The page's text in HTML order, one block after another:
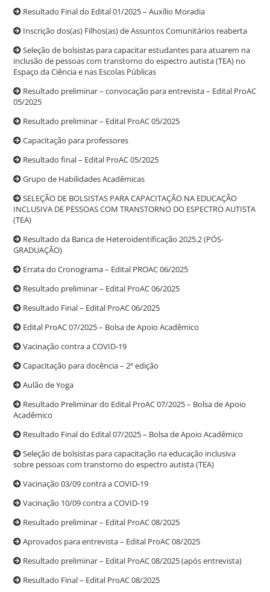
Resultado Final do Edital 01/2025 – Auxílio Moradia
Inscrição dos(as) Filhos(as) de Assuntos Comunitários reaberta
Seleção de bolsistas para capacitar estudantes para atuarem na
inclusão de pessoas com transtorno do espectro autista (TEA) no
Espaço da Ciência e nas Escolas Públicas
Resultado preliminar – convocação para entrevista – Edital ProAC
05/2025
Resultado preliminar – Edital ProAC 05/2025
Capacitação para professores
Resultado final – Edital ProAC 05/2025
Grupo de Habilidades Acadêmicas
SELEÇÃO DE BOLSISTAS PARA CAPACITAÇÃO NA EDUCAÇÃO
INCLUSIVA DE PESSOAS COM TRANSTORNO DO ESPECTRO AUTISTA
(TEA)
Resultado da Banca de Heteroidentificação 2025.2 (PÓS-
GRADUAÇÃO)
Errata do Cronograma – Edital PROAC 06/2025
Resultado preliminar – Edital ProAC 06/2025
Resultado Final – Edital ProAC 06/2025
Edital ProAC 07/2025 – Bolsa de Apoio Acadêmico
Vacinação contra a COVID-19
Capacitação para docência – 2ª edição
Aulão de Yoga
Resultado Preliminar do Edital ProAC 07/2025 – Bolsa de Apoio
Acadêmico
Resultado Final do Edital 07/2025 – Bolsa de Apoio Acadêmico
Seleção de bolsistas para capacitação na educação inclusiva
sobre pessoas com transtorno do espectro autista (TEA)
Vacinação 03/09 contra a COVID-19
Vacinação 10/09 contra a COVID-19
Resultado preliminar – Edital ProAC 08/2025
Aprovados para entrevista – Edital ProAC 08/2025
Resultado preliminar – Edital ProAC 08/2025 (após entrevista)
Resultado Final – Edital ProAC 08/2025